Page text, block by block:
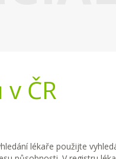
ČR
lékaře použijte